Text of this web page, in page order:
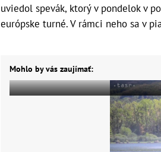
uviedol spevák, ktorý v pondelok v
európske turné. V rámci neho sa v
Mohlo by vás zaujímať: